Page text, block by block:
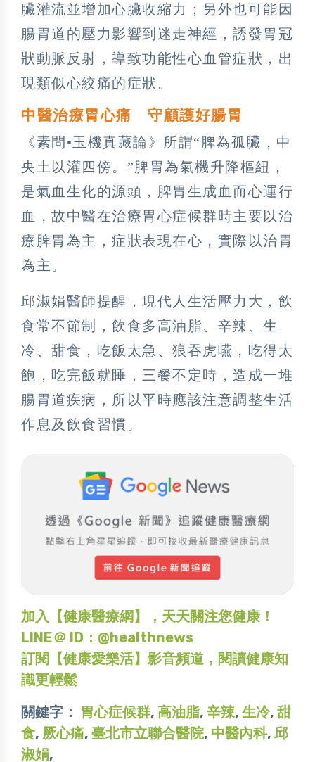
臟灌流並增加心臟收縮力；另外也可能因
腸胃道的壓力影響到迷走神經，誘發胃冠
狀動脈反射，導致功能性心血管症狀，出
現類似心絞痛的症狀。
中醫治療胃心痛 守顧護好腸胃
《素問•玉機真藏論》所謂“脾為孤臟，中
央土以灌四傍。”脾胃為氣機升降樞紐，
是氣血生化的源頭，脾胃生成血而心運行
血，故中醫在治療胃心症候群時主要以治
療脾胃為主，症狀表現在心，實際以治胃
為主。
邱淑娟醫師提醒，現代人生活壓力大，飲
食常不節制，飲食多高油脂、辛辣、生
冷、甜食，吃飯太急、狼吞虎嚥，吃得太
飽，吃完飯就睡，三餐不定時，造成一堆
腸胃道疾病，所以平時應該注意調整生活
作息及飲食習慣。
加入【健康醫療網】，天天關注您健康！
LINE＠ ID：@healthnews
訂閱【健康愛樂活】影音頻道，閱讀健康知
識更輕鬆
關鍵字： 胃心症候群, 高油脂, 辛辣, 生冷, 甜
食, 厥心痛, 臺北市立聯合醫院, 中醫內科, 邱
淑娟,